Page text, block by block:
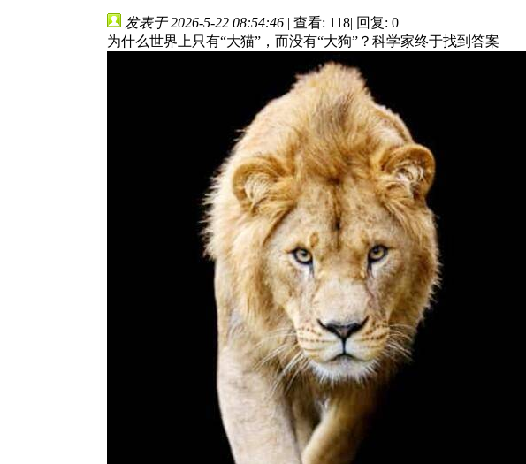
发表于 2026-5-22 08:54:46 | 查看: 118| 回复: 0
为什么世界上只有“大猫”，而没有“大狗”？科学家终于找到答案